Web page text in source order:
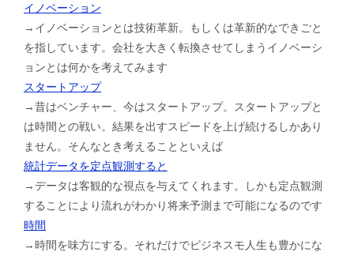
イノベーション
→イノベーションとは技術革新。もしくは革新的なできごと
を指しています。会社を大きく転換させてしまうイノベーシ
ョンとは何かを考えてみます
スタートアップ
→昔はベンチャー、今はスタートアップ。スタートアップと
は時間との戦い。結果を出すスピードを上げ続けるしかあり
ません。そんなとき考えることといえば
統計データを定点観測すると
→データは客観的な視点を与えてくれます。しかも定点観測
することにより流れがわかり将来予測まで可能になるのです
時間
→時間を味方にする。それだけでビジネスモ人生も豊かにな